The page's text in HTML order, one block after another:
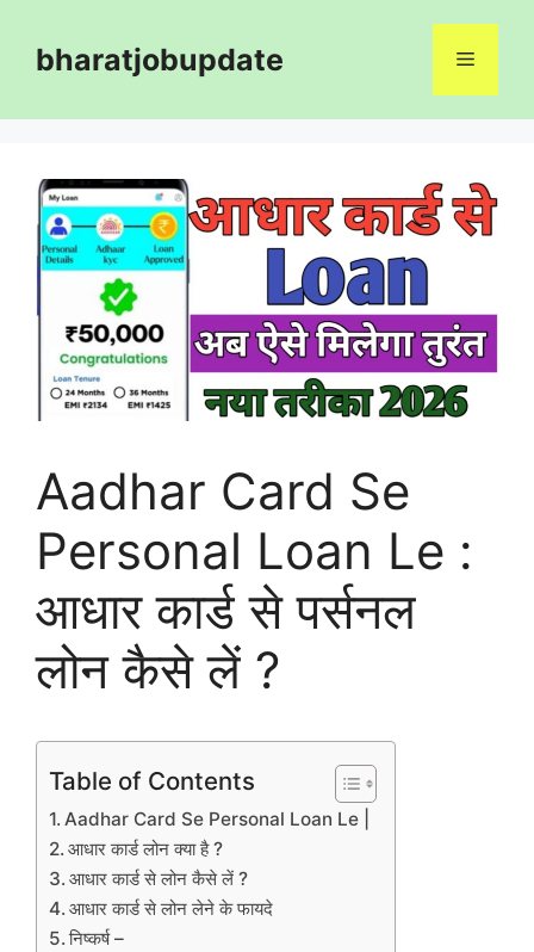
contentbharatjobupdate Menu
Aadhar Card Se
Personal Loan Le :
आधार कार्ड से पर्सनल
लोन कैसे लें ?
Table of Contents
Aadhar Card Se Personal Loan Le |
आधार कार्ड लोन क्या है ?
आधार कार्ड से लोन कैसे लें ?
आधार कार्ड से लोन लेने के फायदे
निष्कर्ष –